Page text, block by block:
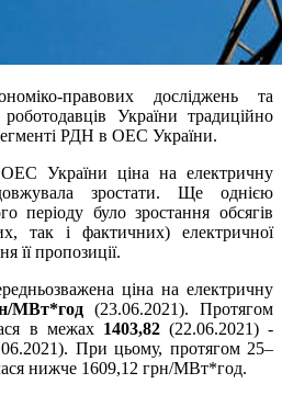
правових досліджень та
України традиційно
РДН в ОЕС України.
України ціна на електричну
зростати. Ще однією
періоду було зростання обсягів
так і фактичних) електричної
її пропозиції.
ціна на електричну
МВт*год (23.06.2021). Протягом
в межах 1403,82(22.06.2021) -
При цьому, протягом 25–
нижче 1609,12 грн/МВт*год.